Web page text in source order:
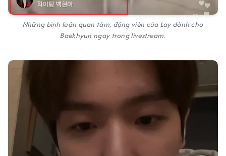
Những bình luận quan tâm, động viên của Lay dành cho
Baekhyun ngay trong livestream.